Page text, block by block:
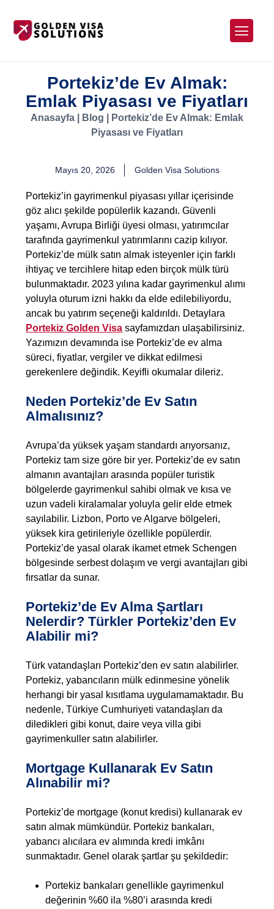
Portekiz’de Ev Almak:
Emlak Piyasası ve Fiyatları
Anasayfa Blog
Portekiz’de Ev Almak: Emlak
Piyasası ve Fiyatları
Mayıs 20, 2026 Golden Visa Solutions
Portekiz’in gayrimenkul piyasası yıllar içerisinde
göz alıcı şekilde popülerlik kazandı. Güvenli
yaşamı, Avrupa Birliği üyesi olması, yatırımcılar
tarafında gayrimenkul yatırımlarını cazip kılıyor.
Portekiz’de mülk satın almak isteyenler için farklı
ihtiyaç ve tercihlere hitap eden birçok mülk türü
bulunmaktadır. 2023 yılına kadar gayrimenkul alımı
yoluyla oturum izni hakkı da elde edilebiliyordu,
ancak bu yatırım seçeneği kaldırıldı. Detaylara
Portekiz Golden Visa sayfamızdan ulaşabilirsiniz.
Yazımızın devamında ise Portekiz’de ev alma
süreci, fiyatlar, vergiler ve dikkat edilmesi
gerekenlere değindik. Keyifli okumalar dileriz.
Neden Portekiz’de Ev Satın
Almalısınız?
Avrupa’da yüksek yaşam standardı arıyorsanız,
Portekiz tam size göre bir yer. Portekiz’de ev satın
almanın avantajları arasında popüler turistik
bölgelerde gayrimenkul sahibi olmak ve kısa ve
uzun vadeli kiralamalar yoluyla gelir elde etmek
sayılabilir. Lizbon, Porto ve Algarve bölgeleri,
yüksek kira getirileriyle özellikle popülerdir.
Portekiz’de yasal olarak ikamet etmek Schengen
bölgesinde serbest dolaşım ve vergi avantajları gibi
fırsatlar da sunar.
Portekiz’de Ev Alma Şartları
Nelerdir? Türkler Portekiz’den Ev
Alabilir mi?
Türk vatandaşları Portekiz’den ev satın alabilirler.
Portekiz, yabancıların mülk edinmesine yönelik
herhangi bir yasal kısıtlama uygulamamaktadır. Bu
nedenle, Türkiye Cumhuriyeti vatandaşları da
diledikleri gibi konut, daire veya villa gibi
gayrimenkuller satın alabilirler.
Mortgage Kullanarak Ev Satın
Alınabilir mi?
Portekiz’de mortgage (konut kredisi) kullanarak ev
satın almak mümkündür. Portekiz bankaları,
yabancı alıcılara ev alımında kredi imkânı
sunmaktadır. Genel olarak şartlar şu şekildedir:
Portekiz bankaları genellikle gayrimenkul
değerinin %60 ila %80’i arasında kredi